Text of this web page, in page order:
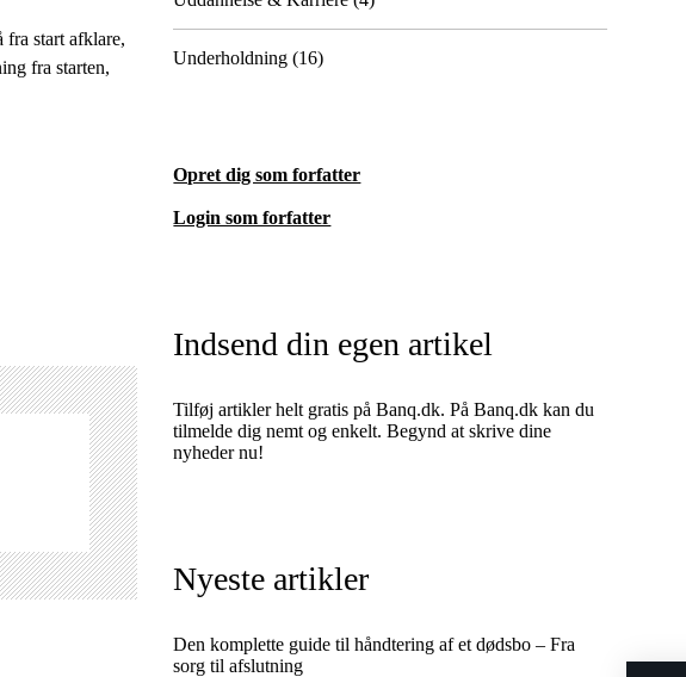
start afklare,
fra starten,
Underholdning (16)
Opret dig som forfatter
Login som forfatter
Indsend din egen artikel
Tilføj artikler helt gratis på Banq.dk. På Banq.dk kan du
tilmelde dig nemt og enkelt. Begynd at skrive dine
nyheder nu!
Nyeste artikler
Den komplette guide til håndtering af et dødsbo – Fra
sorg til afslutning